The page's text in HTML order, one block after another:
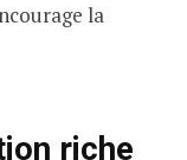
la
riche